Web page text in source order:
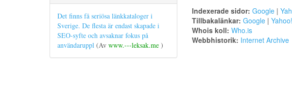
Det finns få seriösa länkkataloger i
Sverige. De flesta är endast skapade i
SEO-syfte och avsaknar fokus på
användaruppl (Av www.---leksak.me )
Indexerade sidor: Google|
Tillbakalänkar: Google| Yahoo!
Whois koll: Who.is
Webbhistorik: Internet Archive